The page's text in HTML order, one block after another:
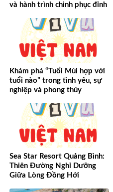
và hành trình chinh phục đỉnh
Khám phá “Tuổi Mùi hợp với
tuổi nào” trong tình yêu, sự
nghiệp và phong thủy
Sea Star Resort Quảng Bình:
Thiên Đường Nghỉ Dưỡng
Giữa Lòng Đồng Hới